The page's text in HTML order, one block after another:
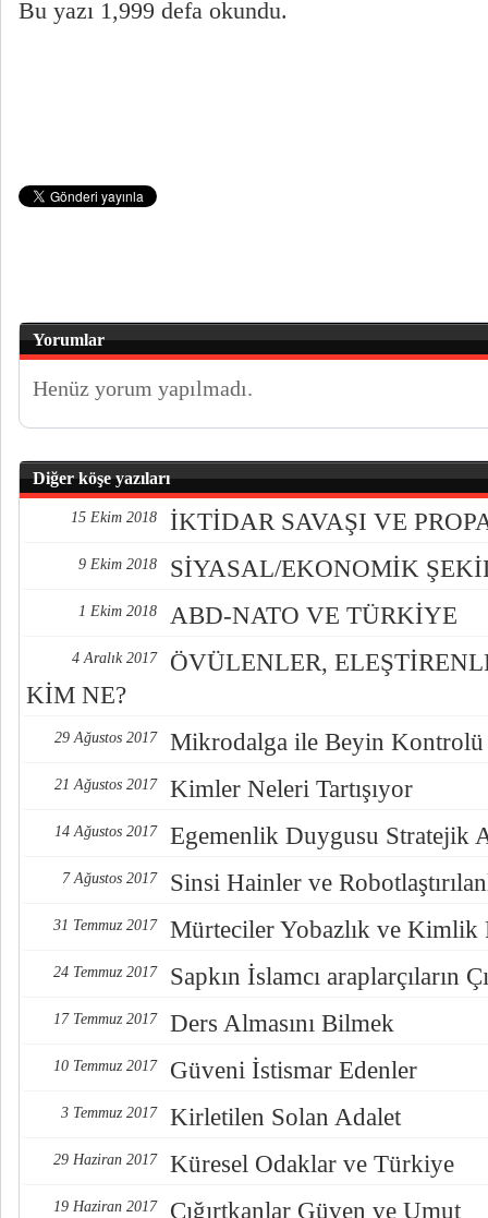
Bu yazı 1,999 defa okundu.
Yorumlar
Henüz yorum yapılmadı.
Diğer köşe yazıları
15 Ekim 2018 İKTİDAR SAVAŞI VE
9 Ekim 2018 SİYASAL/EKONOMİK
1 Ekim 2018 ABD-NATO VE TÜRKİYE
4 Aralık 2017
ÖVÜLENLER,
KİM NE?
29 Ağustos 2017 Mikrodalga ile Beyin Kontrolü
21 Ağustos 2017 Kimler Neleri Tartışıyor
14 Ağustos 2017 Egemenlik Duygusu Stratejik
7 Ağustos 2017 Sinsi Hainler ve
31 Temmuz 2017 Mürteciler Yobazlık ve Kimlik
24 Temmuz 2017 Sapkın İslamcı araplarçıların
17 Temmuz 2017 Ders Almasını Bilmek
10 Temmuz 2017 Güveni İstismar Edenler
3 Temmuz 2017 Kirletilen Solan Adalet
29 Haziran 2017 Küresel Odaklar ve Türkiye
19 Haziran 2017 Çığırtkanlar Güven ve Umut